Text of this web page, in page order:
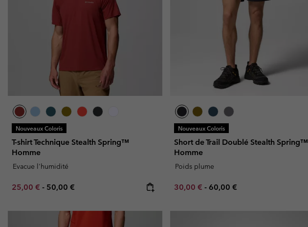
Nouveaux Coloris
T-shirt Technique Stealth Spring™
Homme
Evacue l'humidité
Minimum sale price:
25,00 € - Maximum price:
50,00 €
Nouveaux Coloris
Short de Trail Doublé Stealth Spring™
Homme
Poids plume
Minimum sale price:
30,00 € - Maximum price:
60,00 €